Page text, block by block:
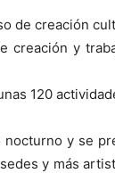
de creación
creación y
120
y se
y más